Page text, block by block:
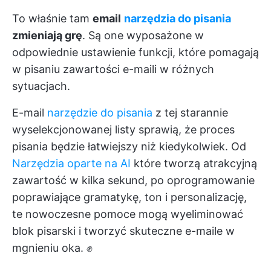
To właśnie tam email narzędzia do pisania
zmieniają grę. Są one wyposażone w
odpowiednie ustawienie funkcji, które pomagają
w pisaniu zawartości e-maili w różnych
sytuacjach.
E-mail narzędzie do pisania z tej starannie
wyselekcjonowanej listy sprawią, że proces
pisania będzie łatwiejszy niż kiedykolwiek. Od
Narzędzia oparte na AI które tworzą atrakcyjną
zawartość w kilka sekund, po oprogramowanie
poprawiające gramatykę, ton i personalizację,
te nowoczesne pomoce mogą wyeliminować
blok pisarski i tworzyć skuteczne e-maile w
mgnieniu oka. ✊